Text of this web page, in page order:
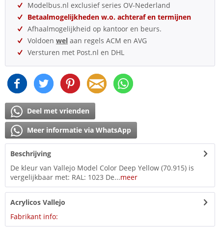
Modelbus.nl exclusief series OV-Nederland
Betaalmogelijkheden w.o. achteraf en termijnen
Afhaalmogelijkheid op kantoor en beurs.
Voldoen wel aan regels ACM en AVG
Versturen met Post.nl en DHL
Deel met vrienden
Meer informatie via WhatsApp
Beschrijving
De kleur van Vallejo Model Color Deep Yellow (70.915) is
vergelijkbaar met: RAL: 1023 De...meer
Acrylicos Vallejo
Fabrikant info: